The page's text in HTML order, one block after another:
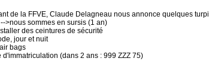
de la FFVE, Claude Delagneau nous annonce quelques
>nous sommes en sursis (1 an)
des ceintures de sécurité
jour et nuit
bags
d'immatriculation (dans 2 ans : 999 ZZZ 75)